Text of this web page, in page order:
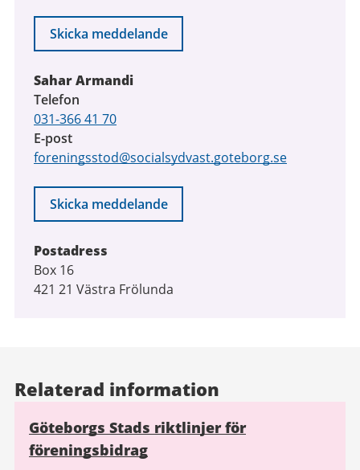
Skicka meddelande
Sahar Armandi
Telefon
031-366 41 70
E-post
foreningsstod@socialsydvast.goteborg.se
Skicka meddelande
Postadress
Box 16
421 21 Västra Frölunda
Relaterad information
Göteborgs Stads riktlinjer för
föreningsbidrag